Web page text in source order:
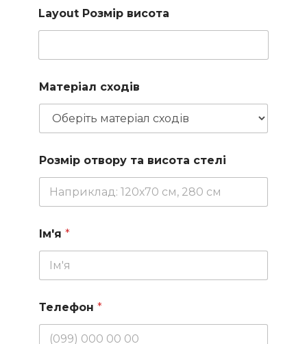
Layout Розмір висота
Матеріал сходів
Розмір отвору та висота стелі
Ім'я *
Телефон *